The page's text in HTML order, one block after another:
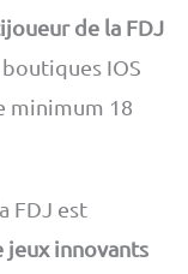
de la FDJ
IOS
minimum 18
FDJ est
jeux innovants